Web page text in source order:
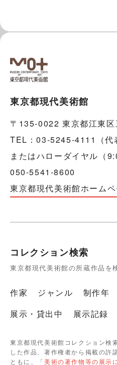
東京都現代美術館
〒135-0022 東京都江東
TEL：03-5245-4111（代
またはハローダイヤル（
050-5541-8600
東京都現代美術館ホーム
コレクション検索
東京都現代美術館の所蔵作品を
作家 ジャンル 制作年
展示・貸出中
展示記録
東京都現代美術館コレクション検
した作品、著作権者から掲載の許
ともに、「美術の著作物等の展示